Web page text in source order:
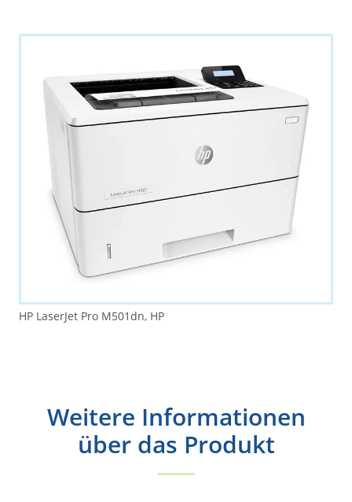
HP LaserJet Pro M501dn, HP
Weitere Informationen
über das Produkt